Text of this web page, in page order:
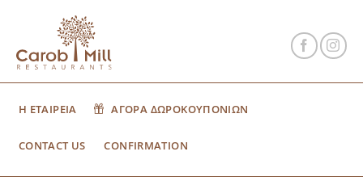
Η ΕΤΑΙΡΕΙΑ ΑΓΟΡΑ ΔΩΡΟΚΟΥΠΟΝΙΩΝ
CONTACT US CONFIRMATION